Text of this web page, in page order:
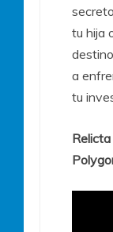
tu hija
a
tu